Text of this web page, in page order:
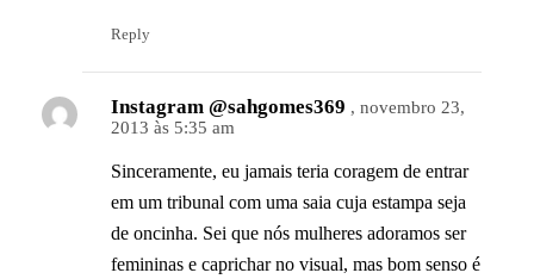
Reply
Instagram @sahgomes369 , novembro 23,
2013 às 5:35 am
Sinceramente, eu jamais teria coragem de entrar
em um tribunal com uma saia cuja estampa seja
de oncinha. Sei que nós mulheres adoramos ser
femininas e caprichar no visual, mas bom senso é